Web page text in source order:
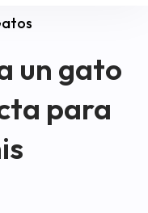
un gato
para